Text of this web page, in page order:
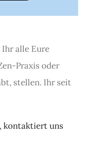
Ihr alle Eure
Praxis oder
stellen. Ihr seit
kontaktiert uns